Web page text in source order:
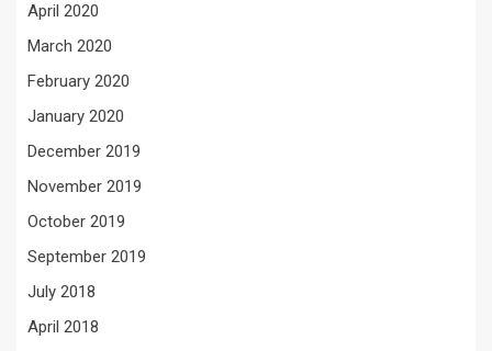
April 2020
March 2020
February 2020
January 2020
December 2019
November 2019
October 2019
September 2019
July 2018
April 2018